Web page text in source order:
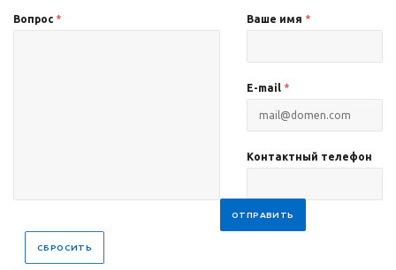
Вопрос * Ваше имя *
E-mail *
Контактный телефон
ОТПРАВИТЬ
СБРОСИТЬ